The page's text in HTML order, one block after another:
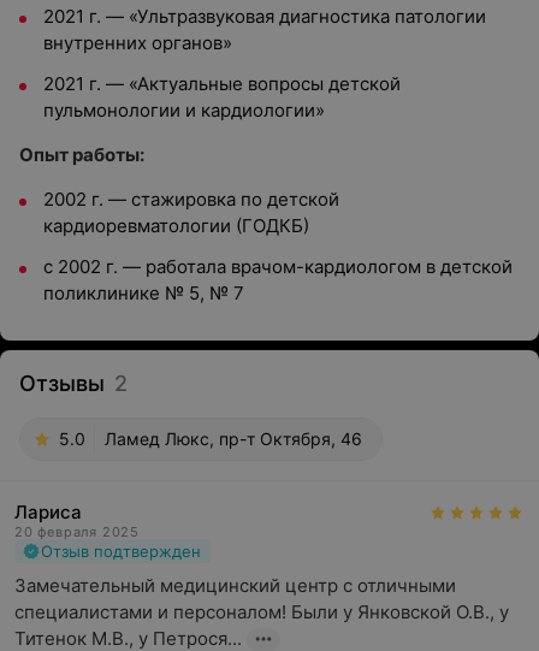
2021 г. — «Ультразвуковая диагностика патологии
внутренних органов»
2021 г. — «Актуальные вопросы детской
пульмонологии и кардиологии»
Опыт работы:
2002 г. — стажировка по детской
кардиоревматологии (ГОДКБ)
с 2002 г. — работала врачом-кардиологом в детской
поликлинике № 5, № 7
Отзывы 2
5.0 Ламед Люкс, пр-т Октября, 46
Лариса
20 февраля 2025
Отзыв подтвержден
Замечательный медицинский центр с отличными
специалистами и персоналом! Были у Янковской О.В., у
Титенок М.В., у Петрося...